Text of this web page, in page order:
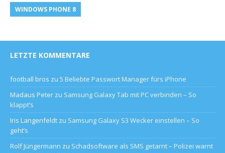
WINDOWS PHONE 8
LETZTE KOMMENTARE
football bros zu 5 Beliebte Passwort Manager fürs iPhone
Madaus Peter zu Samsung Galaxy Tab mit PC verbinden – So
klappt’s
Iris Langenfeldt zu Samsung Galaxy S3 Wecker einstellen – So
geht’s
Rolf Jüngermann zu Schadsoftware als SMS getarnt – Polizei warnt